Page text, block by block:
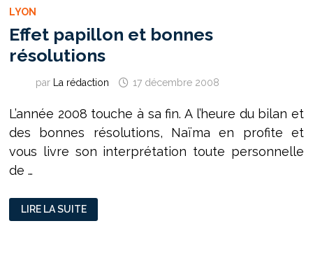
LYON
Effet papillon et bonnes
résolutions
par La rédaction 17 décembre 2008
L’année 2008 touche à sa fin. A l’heure du bilan et
des bonnes résolutions, Naïma en profite et
vous livre son interprétation toute personnelle
de …
EFFET
PAPILLON
ET
LIRE LA SUITE